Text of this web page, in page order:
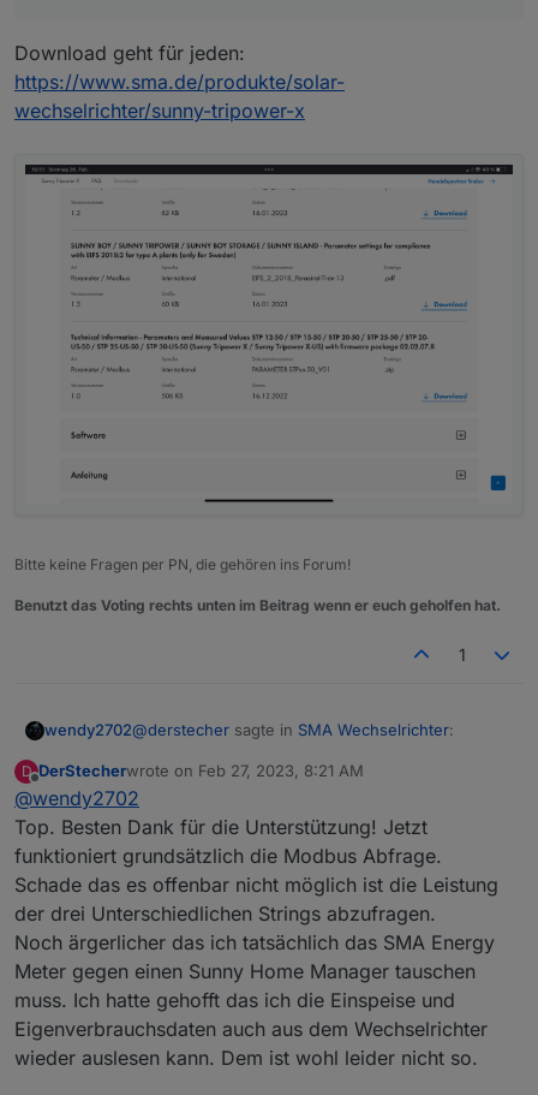
Download geht für jeden:
https://www.sma.de/produkte/solar-
wechselrichter/sunny-tripower-x
Bitte keine Fragen per PN, die gehören ins Forum!
Benutzt das Voting rechts unten im Beitrag wenn er euch geholfen hat.
1
wendy2702@derstecher sagte in SMA Wechselrichter:
Modbustabelle zum Wechselrichter?
JA
für den meinen (Tripower X25) kann ich
leider keine passende finden. Download bei
SMA geht leider nur mit Fachhändler Zugang.
Hat die zufällig jemand?
Download geht für jeden:
https://www.sma.de/produkte/solar-
wechselrichter/sunny-tripower-x
D
Offline
DerStecherwrote on Feb 27, 2023, 8:21 AM
last edited by
@wendy2702
Top. Besten Dank für die Unterstützung! Jetzt
funktioniert grundsätzlich die Modbus Abfrage.
Schade das es offenbar nicht möglich ist die Leistung
der drei Unterschiedlichen Strings abzufragen.
Noch ärgerlicher das ich tatsächlich das SMA Energy
Meter gegen einen Sunny Home Manager tauschen
muss. Ich hatte gehofft das ich die Einspeise und
Eigenverbrauchsdaten auch aus dem Wechselrichter
wieder auslesen kann. Dem ist wohl leider nicht so.